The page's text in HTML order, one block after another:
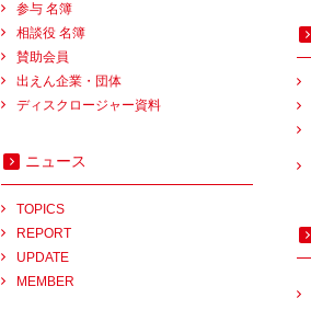
参与 名簿
相談役 名簿
賛助会員
出えん企業・団体
ディスクロージャー資料
ニュース
TOPICS
REPORT
UPDATE
MEMBER